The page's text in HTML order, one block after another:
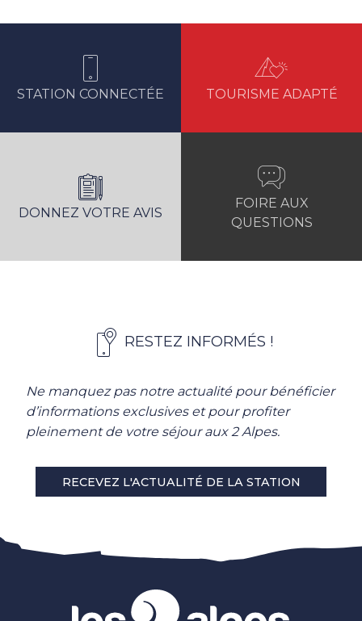
STATION CONNECTÉE TOURISME ADAPTÉ
DONNEZ VOTRE AVIS
FOIRE AUX
QUESTIONS
RESTEZ INFORMÉS !
Ne manquez pas notre actualité pour bénéficier
d’informations exclusives et pour profiter
pleinement de votre séjour aux 2 Alpes.
RECEVEZ L'ACTUALITÉ DE LA STATION